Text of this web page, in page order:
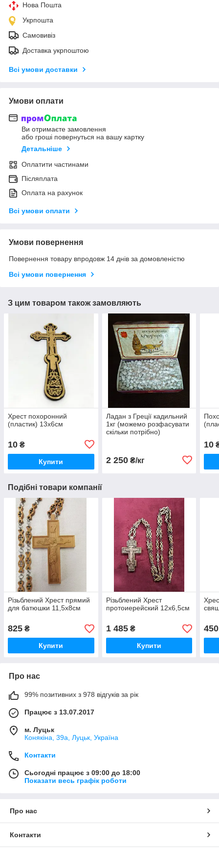
Нова Пошта
Укрпошта
Самовивіз
Доставка укрпоштою
Всі умови доставки
Умови оплати
Ви отримаєте замовлення
або гроші повернуться на вашу картку
Детальніше
Оплатити частинами
Післяплата
Оплата на рахунок
Всі умови оплати
Умови повернення
Повернення товару впродовж 14 днів за домовленістю
Всі умови повернення
З цим товаром також замовляють
Хрест похоронний
(пластик) 13х6см
10 ₴
Купити
Ладан з Греції кадильний
1кг (можемо розфасувати
скільки потрібно)
2 250₴/кг
10
Подібні товари компанії
Різьблений Хрест прямий
для батюшки 11,5х8см
825 ₴
Купити
Різьблений Хрест
протоиерейский 12х6,5см
1 485₴
Купити
450
Про нас
99% позитивних з 978 відгуків за рік
Працює з 13.07.2017
м. Луцьк
Конякіна, 39а, Луцьк, Україна
Контакти
Сьогодні працює з 09:00 до 18:00
Показати весь графік роботи
Про нас
Контакти